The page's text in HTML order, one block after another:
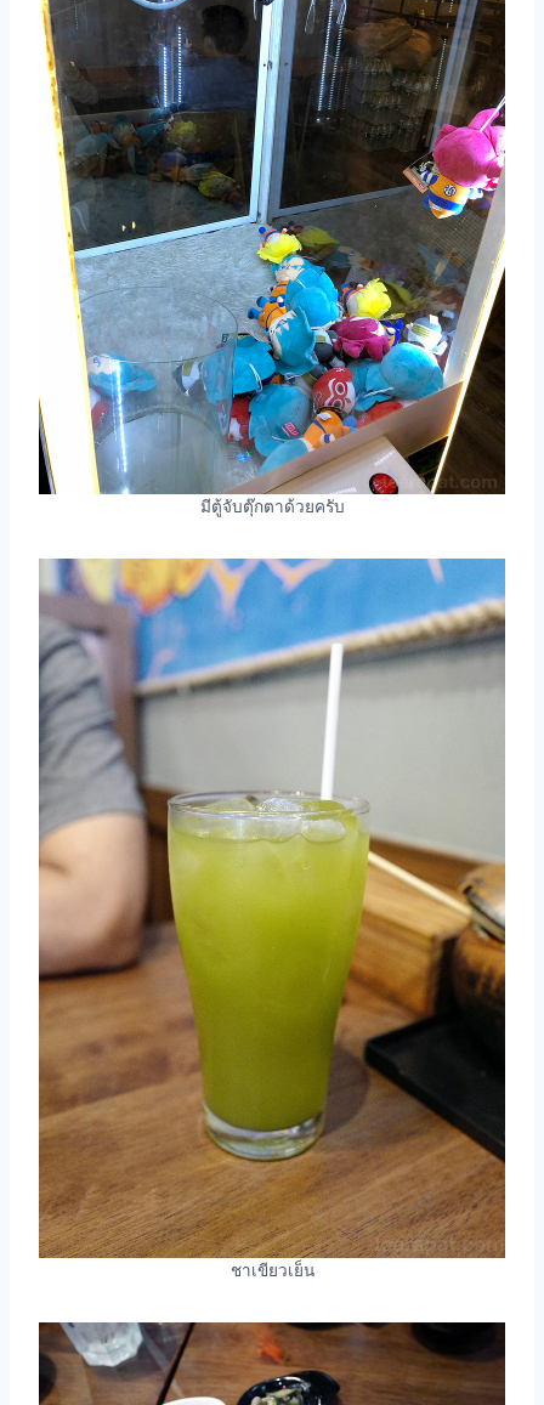
มีตู้จับตุ๊กตาด้วยครับ
ชาเขียวเย็น